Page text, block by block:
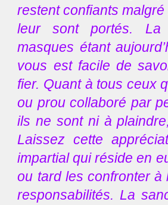
restent confiants
leur sont portés. La
masques étant
vous est facile de
fier. Quant à tous ceux
ou prou collaboré par
ils ne sont ni à
Laissez cette
impartial qui réside en
ou tard les confronter à
responsabilités. La